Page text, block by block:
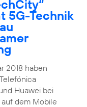
5G-Technik
2018 haben
Huawei bei
dem Mobile